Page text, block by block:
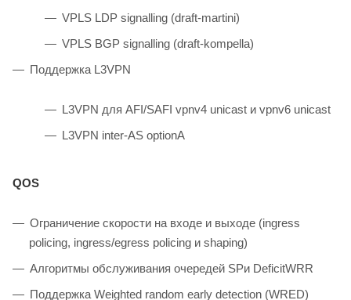
VPLS LDP signalling (draft-martini)
VPLS BGP signalling (draft-kompella)
Поддержка L3VPN
L3VPN для AFI/SAFI vpnv4 unicast и vpnv6 unicast
L3VPN inter-AS optionA
QOS
Ограничение скорости на входе и выходе (ingress
policing, ingress/egress policing и shaping)
Алгоритмы обслуживания очередей SPи DeficitWRR
Поддержка Weighted random early detection (WRED)